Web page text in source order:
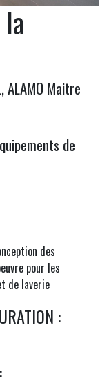
ALAMO Maitre
de
des
pour les
de laverie
: